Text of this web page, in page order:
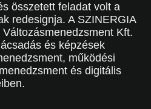
összetett feladat volt a
redesignja. A SZINERGIA
Kft.
és képzések
működési
és digitális